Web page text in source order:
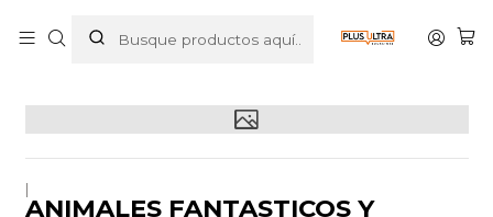
ANIMALES FANTASTICOS Y DONDE ENCONTRARLOS -
SALAMANDRA
ANIMALES FANTASTICOS Y